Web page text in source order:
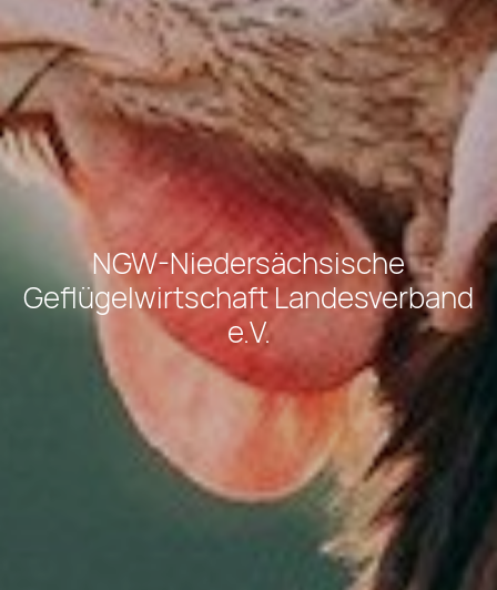
NGW-Niedersächsische
Geflügelwirtschaft Landesverband
e.V.